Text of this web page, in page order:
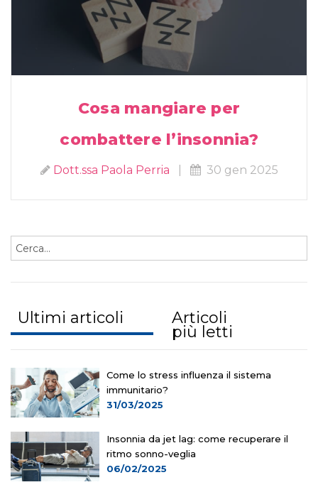
Cosa mangiare per
combattere l’insonnia?
Dott.ssa Paola Perria 30 gen 2025
Ultimi articoli Articoli
più letti
Come lo stress influenza il sistema
immunitario?
31/03/2025
Insonnia da jet lag: come recuperare il
ritmo sonno-veglia
06/02/2025